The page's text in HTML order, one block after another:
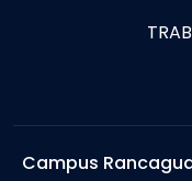
Campus